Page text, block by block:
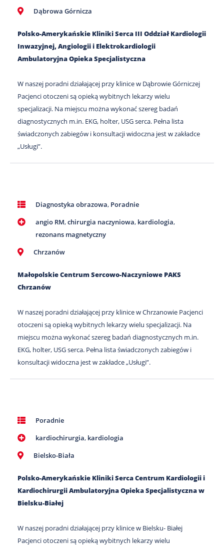
Dąbrowa Górnicza
Polsko-Amerykańskie Kliniki Serca III Oddział Kardiologii
Inwazyjnej, Angiologii i Elektrokardiologii
Ambulatoryjna Opieka Specjalistyczna
W naszej poradni działającej przy klinice w Dąbrowie Górniczej
Pacjenci otoczeni są opieką wybitnych lekarzy wielu
specjalizacji. Na miejscu można wykonać szereg badań
diagnostycznych m.in. EKG, holter, USG serca. Pełna lista
świadczonych zabiegów i konsultacji widoczna jest w zakładce
„Usługi”.
Diagnostyka obrazowa, Poradnie
angio RM,chirurgia naczyniowa, kardiologia,
rezonans magnetyczny
Chrzanów
Małopolskie Centrum Sercowo-Naczyniowe PAKS
Chrzanów
W naszej poradni działającej przy klinice w Chrzanowie Pacjenci
otoczeni są opieką wybitnych lekarzy wielu specjalizacji. Na
miejscu można wykonać szereg badań diagnostycznych m.in.
EKG, holter, USG serca. Pełna lista świadczonych zabiegów i
konsultacji widoczna jest w zakładce „Usługi”.
Poradnie
kardiochirurgia, kardiologia
Bielsko-Biała
Polsko-Amerykańskie Kliniki Serca Centrum Kardiologii i
Kardiochirurgii Ambulatoryjna Opieka Specjalistyczna w
Bielsku-Białej
W naszej poradni działającej przy klinice w Bielsku- Białej
Pacjenci otoczeni są opieką wybitnych lekarzy wielu